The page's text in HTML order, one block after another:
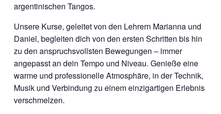
argentinischen Tangos.
Unsere Kurse, geleitet von den Lehrern Marianna und
Daniel, begleiten dich von den ersten Schritten bis hin
zu den anspruchsvollsten Bewegungen – immer
angepasst an dein Tempo und Niveau. Genieße eine
warme und professionelle Atmosphäre, in der Technik,
Musik und Verbindung zu einem einzigartigen Erlebnis
verschmelzen.